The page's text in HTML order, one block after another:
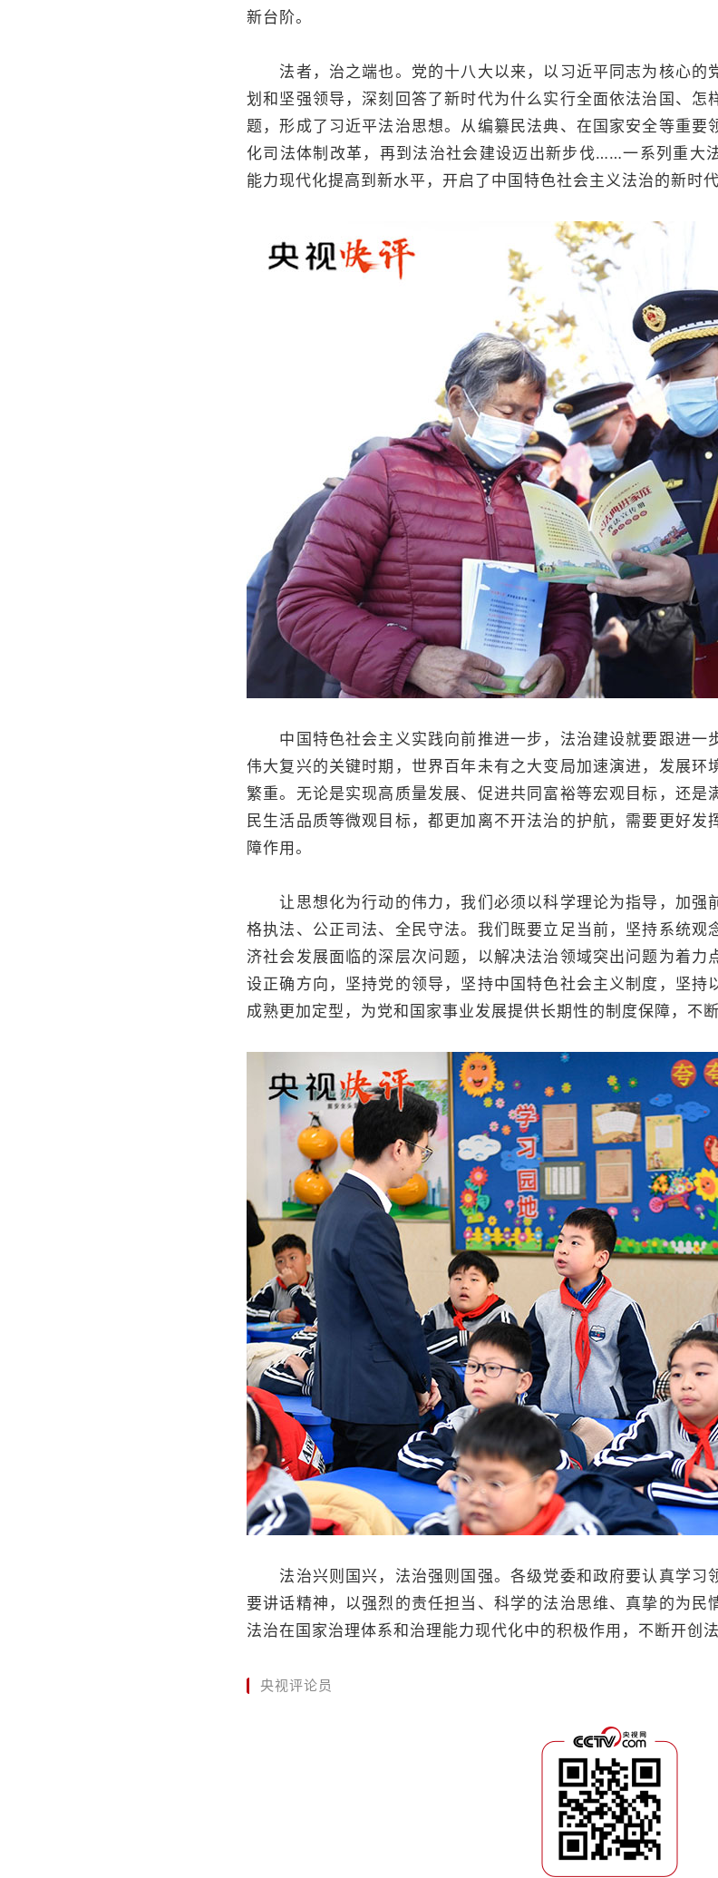
新台阶。
法者，治之端也。党的十八大以来，以习近平同志为核心的
划和坚强领导，深刻回答了新时代为什么实行全面依法治国、怎
题，形成了习近平法治思想。从编纂民法典、在国家安全等重要
化司法体制改革，再到法治社会建设迈出新步伐……一系列重大
能力现代化提高到新水平，开启了中国特色社会主义法治的新时代
中国特色社会主义实践向前推进一步，法治建设就要跟进一
伟大复兴的关键时期，世界百年未有之大变局加速演进，发展环
繁重。无论是实现高质量发展、促进共同富裕等宏观目标，还是
民生活品质等微观目标，都更加离不开法治的护航，需要更好发
障作用。
让思想化为行动的伟力，我们必须以科学理论为指导，加强
格执法、公正司法、全民守法。我们既要立足当前，坚持系统观
济社会发展面临的深层次问题，以解决法治领域突出问题为着力
设正确方向，坚持党的领导，坚持中国特色社会主义制度，坚持
成熟更加定型，为党和国家事业发展提供长期性的制度保障，不
法治兴则国兴，法治强则国强。各级党委和政府要认真学习
要讲话精神，以强烈的责任担当、科学的法治思维、真挚的为民
法治在国家治理体系和治理能力现代化中的积极作用，不断开创
央视评论员